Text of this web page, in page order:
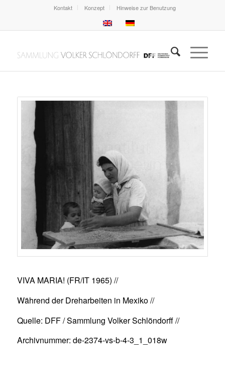
Kontakt Konzept Hinweise zur Benutzung
VIVA MARIA! (FR/IT 1965) //
Während der Dreharbeiten in Mexiko //
Quelle: DFF / Sammlung Volker Schlöndorff //
Archivnummer: de-2374-vs-b-4-3_1_018w